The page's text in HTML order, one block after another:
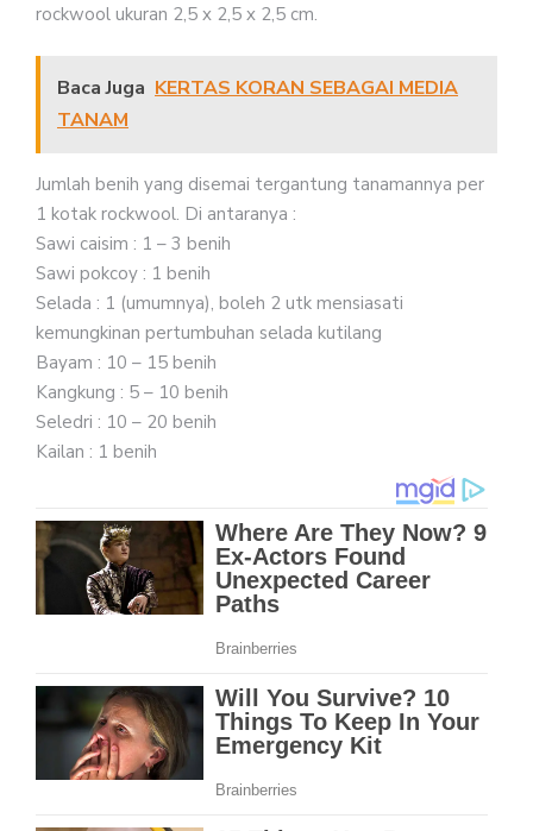
rockwool ukuran 2,5 x 2,5 x 2,5 cm.
Baca Juga KERTAS KORAN SEBAGAI MEDIA
TANAM
Jumlah benih yang disemai tergantung tanamannya per
1 kotak rockwool. Di antaranya :
Sawi caisim : 1 – 3 benih
Sawi pokcoy : 1 benih
Selada : 1 (umumnya), boleh 2 utk mensiasati
kemungkinan pertumbuhan selada kutilang
Bayam : 10 – 15 benih
Kangkung : 5 – 10 benih
Seledri : 10 – 20 benih
Kailan : 1 benih